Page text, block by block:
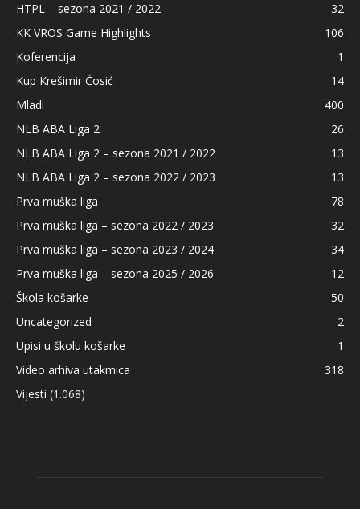
HTPL – sezona 2021 / 2022
32
KK VROS Game Highlights
106
Koferencija
1
Kup Krešimir Ćosić
14
Mladi
400
NLB ABA Liga 2
26
NLB ABA Liga 2 – sezona 2021 / 2022
13
NLB ABA Liga 2 – sezona 2022 / 2023
13
Prva muška liga
78
Prva muška liga – sezona 2022 / 2023
32
Prva muška liga – sezona 2023 / 2024
34
Prva muška liga – sezona 2025 / 2026
12
Škola košarke
50
Uncategorized
2
Upisi u školu košarke
1
Video arhiva utakmica
318
Vijesti (1.068)